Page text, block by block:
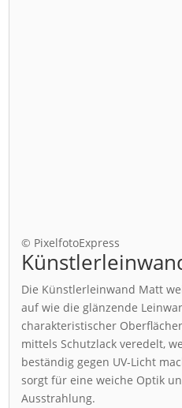
© PixelfotoExpress
Die Künstlerleinwand Matt
auf wie die glänzende
charakteristischer
mittels Schutzlack veredelt,
beständig gegen UV-Licht
sorgt für eine weiche Optik
Ausstrahlung.